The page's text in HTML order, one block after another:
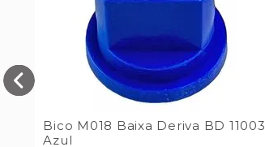
Bico M018 Baixa Deriva BD 11003
Azul